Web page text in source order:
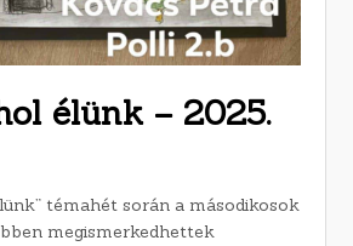
élünk – 2025.
témahét során a másodikosok
megismerkedhettek